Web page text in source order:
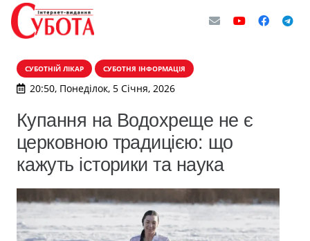
СУБОТНІЙ ЛІКАР СУБОТНЯ ІНФОРМАЦІЯ
20:50, Понеділок, 5 Січня, 2026
Купання на Водохреще не є
церковною традицією: що
кажуть історики та наука